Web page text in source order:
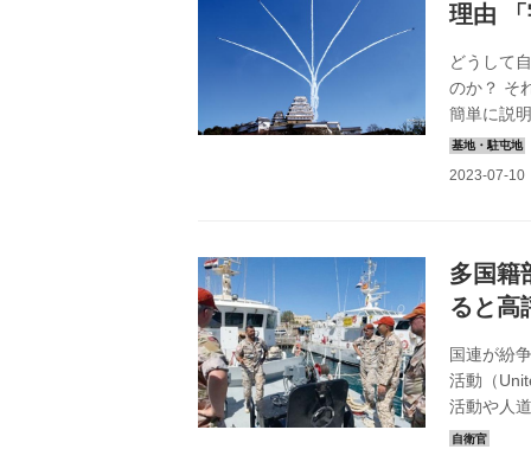
理由
どうして
のか？ そ
簡単に説
界情勢を
今、国と
『ベスト
多国籍
ると高
国連が紛
活動（
活動や人
際平和協